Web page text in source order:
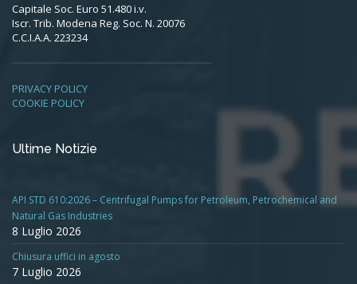
Capitale Soc. Euro 51.480 i.v.
Iscr. Trib. Modena Reg. Soc. N. 20076
C.C.I.A.A. 223234
PRIVACY POLICY
COOKIE POLICY
Ultime Notizie
API STD 610:2026 – Centrifugal Pumps for Petroleum, Petrochemical and
Natural Gas Industries
8 Luglio 2026
Chiusura uffici in agosto
7 Luglio 2026